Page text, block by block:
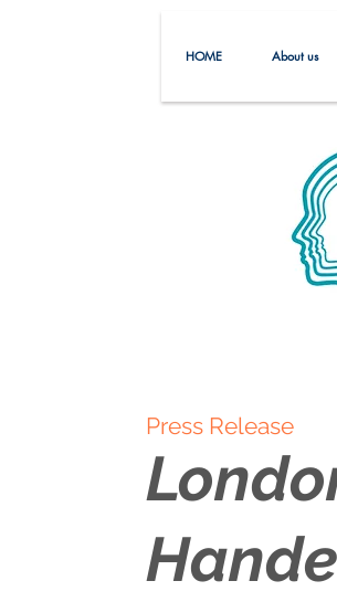
HOME About us
Press Release